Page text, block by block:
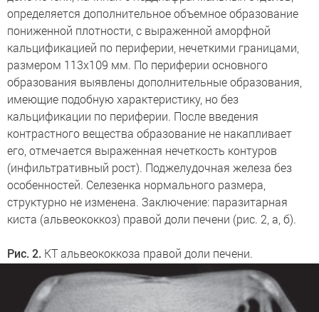
определяется дополнительное объемное образование
пониженной плотности, с выраженной аморфной
кальцификацией по периферии, нечеткими границами,
размером 113x109 мм. По периферии основного
образования выявлены дополнительные образования,
имеющие подобную характеристику, но без
кальцификации по периферии. После введения
контрастного вещества образование не накапливает
его, отмечается выраженная нечеткость контуров
(инфильтративный рост). Поджелудочная железа без
особенностей. Селезенка нормального размера,
структурно не изменена. Заключение: паразитарная
киста (альвеококкоз) правой доли печени (рис. 2, а, б).
Рис. 2. КТ альвеококкоза правой доли печени.